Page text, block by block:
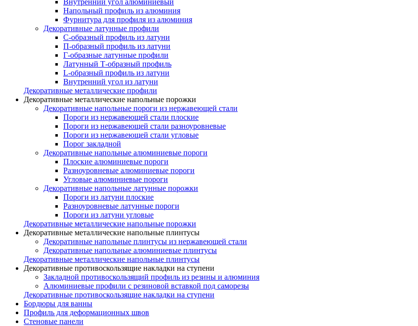
Внутренний угол алюминиевый
Напольный профиль из алюминия
Фурнитура для профиля из алюминия
Декоративные латунные профили
C-образный профиль из латуни
П-образный профиль из латуни
Г-образные латунные профили
Латунный Т-образный профиль
L-образный профиль из латуни
Внутренний угол из латуни
Декоративные металлические профили
Декоративные металлические напольные порожки
Декоративные напольные пороги из нержавеющей стали
Пороги из нержавеющей стали плоские
Пороги из нержавеющей стали разноуровневые
Пороги из нержавеющей стали угловые
Порог закладной
Декоративные напольные алюминиевые пороги
Плоские алюминиевые пороги
Разноуровневые алюминиевые пороги
Угловые алюминиевые пороги
Декоративные напольные латунные порожки
Пороги из латуни плоские
Разноуровневые латунные пороги
Пороги из латуни угловые
Декоративные металлические напольные порожки
Декоративные металлические напольные плинтусы
Декоративные напольные плинтусы из нержавеющей стали
Декоративные напольные алюминиевые плинтусы
Декоративные металлические напольные плинтусы
Декоративные противоскользящие накладки на ступени
Закладной противоскользящий профиль из резины и алюминия
Алюминиевые профили с резиновой вставкой под саморезы
Декоративные противоскользящие накладки на ступени
Бордюры для ванны
Профиль для деформационных швов
Стеновые панели